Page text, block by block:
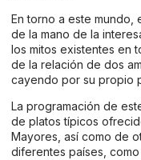
En torno a este mundo,
de la mano de la
los mitos existentes en
de la relación de dos
cayendo por su propio
La programación de
de platos típicos
Mayores, así como de
diferentes países,